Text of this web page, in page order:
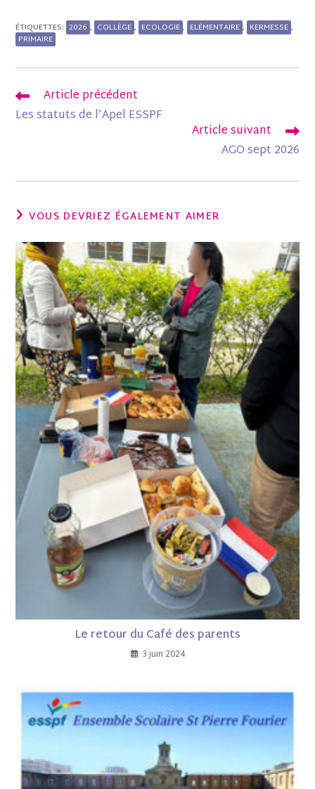
ÉTIQUETTES: 2026 , COLLÈGE , ECOLOGIE , ELÉMENTAIRE , KERMESSE ,
PRIMAIRE
Article précédent
Les statuts de l’Apel ESSPF
Article suivant
AGO sept 2026
VOUS DEVRIEZ ÉGALEMENT AIMER
Le retour du Café des parents
3 juin 2024